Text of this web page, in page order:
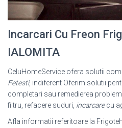
Incarcari Cu Freon
IALOMITA
CeluHomeService ofera solutii
Fetesti, indiferent Oferim solutii
completari sau remedierea
filtru, refacere suduri, incarcarecu
Afla informatii referitoare la